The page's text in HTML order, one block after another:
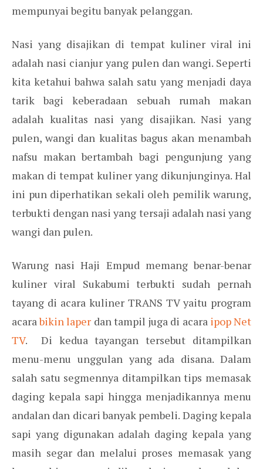
mempunyai begitu banyak pelanggan.
Nasi yang disajikan di tempat kuliner viral ini
adalah nasi cianjur yang pulen dan wangi. Seperti
kita ketahui bahwa salah satu yang menjadi daya
tarik bagi keberadaan sebuah rumah makan
adalah kualitas nasi yang disajikan. Nasi yang
pulen, wangi dan kualitas bagus akan menambah
nafsu makan bertambah bagi pengunjung yang
makan di tempat kuliner yang dikunjunginya. Hal
ini pun diperhatikan sekali oleh pemilik warung,
terbukti dengan nasi yang tersaji adalah nasi yang
wangi dan pulen.
Warung nasi Haji Empud memang benar-benar
kuliner viral Sukabumi terbukti sudah pernah
tayang di acara kuliner TRANS TV yaitu program
acarabikin laper dan tampil juga di acara ipop Net
TV. Di kedua tayangan tersebut ditampilkan
menu-menu unggulan yang ada disana. Dalam
salah satu segmennya ditampilkan tips memasak
daging kepala sapi hingga menjadikannya menu
andalan dan dicari banyak pembeli. Daging kepala
sapi yang digunakan adalah daging kepala yang
masih segar dan melalui proses memasak yang